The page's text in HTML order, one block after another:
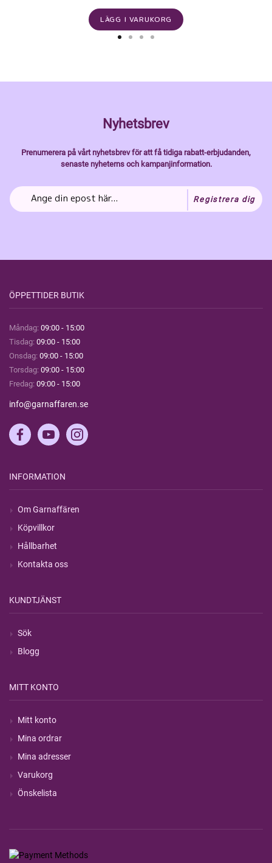
LÄGG I VARUKORG
Nyhetsbrev
Prenumerera på vårt nyhetsbrev för att få tidiga rabatt-erbjudanden,
senaste nyheterns och kampanjinformation.
Registrera dig
ÖPPETTIDER BUTIK
Måndag: 09:00 - 15:00
Tisdag: 09:00 - 15:00
Onsdag: 09:00 - 15:00
Torsdag: 09:00 - 15:00
Fredag: 09:00 - 15:00
info@garnaffaren.se
INFORMATION
Om Garnaffären
Köpvillkor
Hållbarhet
Kontakta oss
KUNDTJÄNST
Sök
Blogg
MITT KONTO
Mitt konto
Mina ordrar
Mina adresser
Varukorg
Önskelista